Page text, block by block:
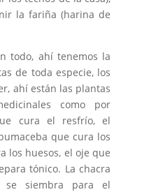
la fariña (harina de
todo, ahí tenemos la
de toda especie, los
ahí están las plantas
como por
cura el resfrío, el
que cura los
los huesos, el oje que
tónico. La chacra
se siembra para el